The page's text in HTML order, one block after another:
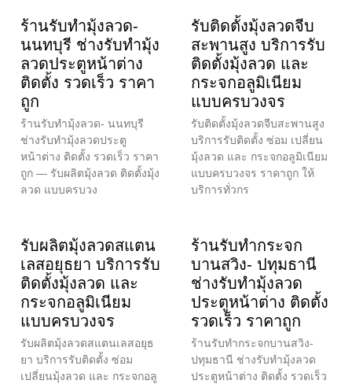
ร้านรับทำมุ้งลวด-
นนทบุรี ช่างรับทำมุ้ง
ลวดประตูหน้าต่าง
ติดตั้ง รวดเร็ว ราคา
ถูก
ร้านรับทำมุ้งลวด- นนทบุรี
ช่างรับทำมุ้งลวดประตู
หน้าต่าง ติดตั้ง รวดเร็ว ราคา
ถูก — รับผลิตมุ้งลวด ติดตั้งมุ้ง
ลวด แบบครบวง
รับติดตั้งมุ้งลวดจีบ
สะพานสูง บริการรับ
ติดตั้งมุ้งลวด และ
กระจกอลูมิเนียม
แบบครบวงจร
รับติดตั้งมุ้งลวดจีบสะพานสูง
บริการรับติดตั้ง ซ่อม เปลี่ยน
มุ้งลวด และ กระจกอลูมิเนียม
แบบครบวงจร ราคาถูก ให้
บริการทั่วกร
รับผลิตมุ้งลวดสแตน
เลสอยุธยา บริการรับ
ติดตั้งมุ้งลวด และ
กระจกอลูมิเนียม
แบบครบวงจร
รับผลิตมุ้งลวดสแตนเลสอยุธ
ยา บริการรับติดตั้ง ซ่อม
เปลี่ยนมุ้งลวด และ กระจกอลู
ร้านรับทำกระจก
บานสวิง- ปทุมธานี
ช่างรับทำมุ้งลวด
ประตูหน้าต่าง ติดตั้ง
รวดเร็ว ราคาถูก
ร้านรับทำกระจกบานสวิง-
ปทุมธานี ช่างรับทำมุ้งลวด
ประตูหน้าต่าง ติดตั้ง รวดเร็ว